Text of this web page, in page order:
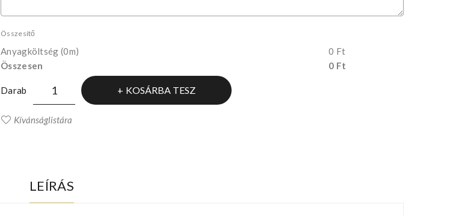
Összesítő
Anyagköltség (0m)
0 Ft
Összesen
0 Ft
Darab KOSÁRBA TESZ
Kívánságlistára
LEÍRÁS